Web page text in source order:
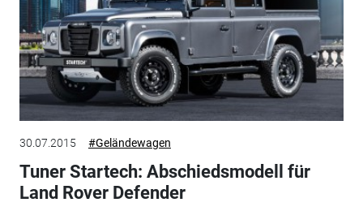
30.07.2015 #Geländewagen
Tuner Startech: Abschiedsmodell für
Land Rover Defender